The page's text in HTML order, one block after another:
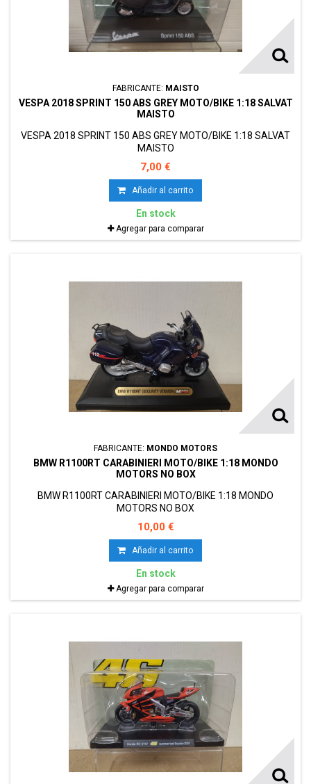
FABRICANTE: MAISTO
VESPA 2018 SPRINT 150 ABS GREY MOTO/BIKE 1:18 SALVAT
MAISTO
VESPA 2018 SPRINT 150 ABS GREY MOTO/BIKE 1:18 SALVAT
MAISTO
7,00 €
Añadir al carrito
En stock
Agregar para comparar
FABRICANTE: MONDO MOTORS
BMW R1100RT CARABINIERI MOTO/BIKE 1:18 MONDO
MOTORS NO BOX
BMW R1100RT CARABINIERI MOTO/BIKE 1:18 MONDO
MOTORS NO BOX
10,00 €
Añadir al carrito
En stock
Agregar para comparar